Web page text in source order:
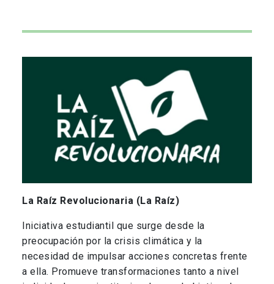
La Raíz Revolucionaria (La Raíz)
Iniciativa estudiantil que surge desde la
preocupación por la crisis climática y la
necesidad de impulsar acciones concretas frente
a ella. Promueve transformaciones tanto a nivel